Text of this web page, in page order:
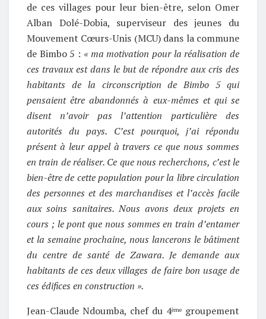
de ces villages pour leur bien-être, selon Omer
Alban Dolé-Dobia, superviseur des jeunes du
Mouvement Cœurs-Unis (MCU) dans la commune
de Bimbo 5 : « ma motivation pour la réalisation de
ces travaux est dans le but de répondre aux cris des
habitants de la circonscription de Bimbo 5 qui
pensaient être abandonnés à eux-mêmes et qui se
disent n’avoir pas l’attention particulière des
autorités du pays. C’est pourquoi, j’ai répondu
présent à leur appel à travers ce que nous sommes
en train de réaliser. Ce que nous recherchons, c’est le
bien-être de cette population pour la libre circulation
des personnes et des marchandises et l’accès facile
aux soins sanitaires. Nous avons deux projets en
cours ; le pont que nous sommes en train d’entamer
et la semaine prochaine, nous lancerons le bâtiment
du centre de santé de Zawara. Je demande aux
habitants de ces deux villages de faire bon usage de
ces édifices en construction ».
Jean-Claude Ndoumba, chef du 4ème groupement